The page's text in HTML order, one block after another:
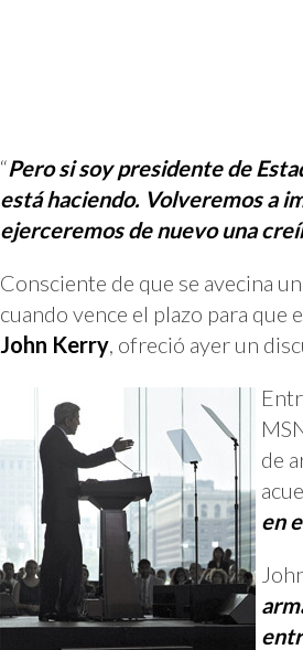
“Pero si soy presidente de
está haciendo. Volveremos a
ejerceremos de nuevo una
Consciente de que se avecina
cuando vence el plazo para que
John Kerry , ofreció ayer un
de
en